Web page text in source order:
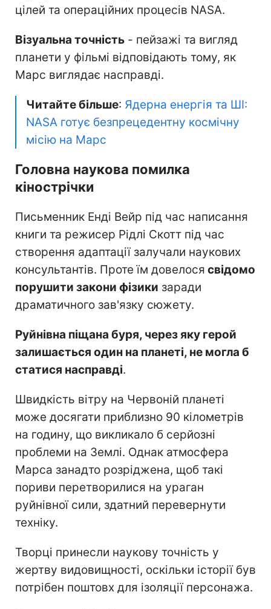
цілей та операційних процесів NASA.
Візуальна точність - пейзажі та вигляд
планети у фільмі відповідають тому, як
Марс виглядає насправді.
Читайте більше: Ядерна енергія та ШІ:
NASA готує безпрецедентну космічну
місію на Марс
Головна наукова помилка
кінострічки
Письменник Енді Вейр під час написання
книги та режисер Рідлі Скотт під час
створення адаптації залучали наукових
консультантів. Проте їм довелося свідомо
порушити закони фізики заради
драматичного зав'язку сюжету.
Руйнівна піщана буря, через яку герой
залишається один на планеті, не могла б
статися насправді.
Швидкість вітру на Червоній планеті
може досягати приблизно 90 кілометрів
на годину, що викликало б серйозні
проблеми на Землі. Однак атмосфера
Марса занадто розріджена, щоб такі
пориви перетворилися на ураган
руйнівної сили, здатний перевернути
техніку.
Творці принесли наукову точність у
жертву видовищності, оскільки історії був
потрібен поштовх для ізоляції персонажа.